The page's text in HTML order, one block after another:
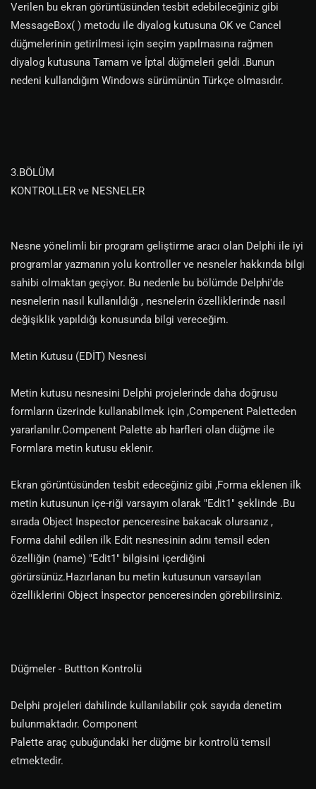
Verilen bu ekran görüntüsünden tesbit edebileceğiniz gibi
MessageBox( ) metodu ile diyalog kutusuna OK ve Cancel
düğmelerinin getirilmesi için seçim yapılmasına rağmen
diyalog kutusuna Tamam ve İptal düğmeleri geldi .Bunun
nedeni kullandığım Windows sürümünün Türkçe olmasıdır.
3.BÖLÜM
KONTROLLER ve NESNELER
Nesne yönelimli bir program geliştirme aracı olan Delphi ile iyi
programlar yazmanın yolu kontroller ve nesneler hakkında bilgi
sahibi olmaktan geçiyor. Bu nedenle bu bölümde Delphi'de
nesnelerin nasıl kullanıldığı , nesnelerin özelliklerinde nasıl
değişiklik yapıldığı konusunda bilgi vereceğim.
Metin Kutusu (EDİT) Nesnesi
Metin kutusu nesnesini Delphi projelerinde daha doğrusu
formların üzerinde kullanabilmek için ,Compenent Paletteden
yararlanılır.Compenent Palette ab harfleri olan düğme ile
Formlara metin kutusu eklenir.
Ekran görüntüsünden tesbit edeceğiniz gibi ,Forma eklenen ilk
metin kutusunun içe-riği varsayım olarak "Edit1" şeklinde .Bu
sırada Object Inspector penceresine bakacak olursanız ,
Forma dahil edilen ilk Edit nesnesinin adını temsil eden
özelliğin (name) "Edit1" bilgisini içerdiğini
görürsünüz.Hazırlanan bu metin kutusunun varsayılan
özelliklerini Object İnspector penceresinden görebilirsiniz.
Düğmeler - Buttton Kontrolü
Delphi projeleri dahilinde kullanılabilir çok sayıda denetim
bulunmaktadır. Component
Palette araç çubuğundaki her düğme bir kontrolü temsil
etmektedir.